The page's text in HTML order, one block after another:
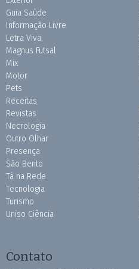
Guia Saúde
Informação Livre
Letra Viva
Magnus Futsal
Mix
Motor
Pets
Receitas
Revistas
Necrologia
Outro Olhar
Presença
São Bento
Tá na Rede
Tecnologia
Turismo
Uniso Ciência
Contato